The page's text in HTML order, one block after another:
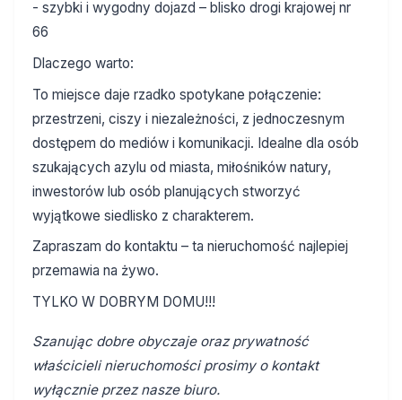
- szybki i wygodny dojazd – blisko drogi krajowej nr
66
Dlaczego warto:
To miejsce daje rzadko spotykane połączenie:
przestrzeni, ciszy i niezależności, z jednoczesnym
dostępem do mediów i komunikacji. Idealne dla osób
szukających azylu od miasta, miłośników natury,
inwestorów lub osób planujących stworzyć
wyjątkowe siedlisko z charakterem.
Zapraszam do kontaktu – ta nieruchomość najlepiej
przemawia na żywo.
TYLKO W DOBRYM DOMU!!!
Szanując dobre obyczaje oraz prywatność
właścicieli nieruchomości prosimy o kontakt
wyłącznie przez nasze biuro.